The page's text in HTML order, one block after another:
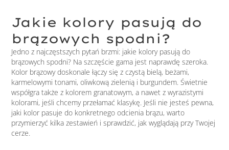
Jakie kolory pasują do
brązowych spodni?
Jedno z najczęstszych pytań brzmi: jakie kolory pasują do
brązowych spodni? Na szczęście gama jest naprawdę szeroka.
Kolor brązowy doskonale łączy się z czystą bielą, beżami,
karmelowymi tonami, oliwkową zielenią i burgundem. Świetnie
współgra także z kolorem granatowym, a nawet z wyrazistymi
kolorami, jeśli chcemy przełamać klasykę. Jeśli nie jesteś pewna,
jaki kolor pasuje do konkretnego odcienia brązu, warto
przymierzyć kilka zestawień i sprawdzić, jak wyglądają przy Twojej
cerze.